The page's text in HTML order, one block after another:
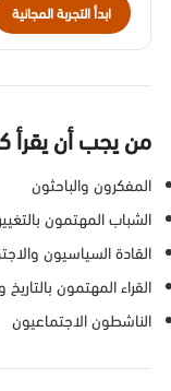
ابدأ التجربة المجانية
من يجب أن يقرأ
المفكرون والباحثون
الشباب المهتمون
القادة السياسيون
القراء المهتمون
الناشطون الاجتماعيون